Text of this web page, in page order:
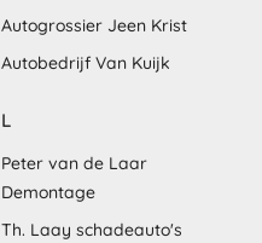
Autogrossier Jeen Krist
Autobedrijf Van Kuijk
L
Peter van de Laar
Demontage
Th. Laay schadeauto's